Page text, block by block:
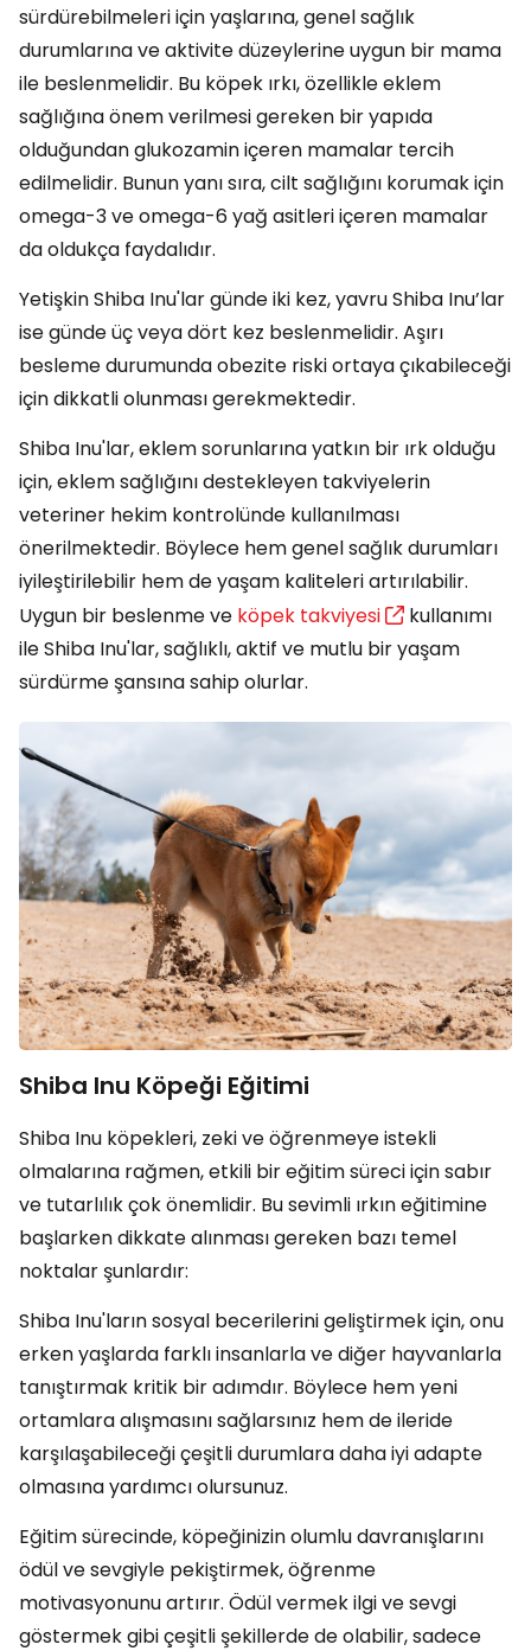
sürdürebilmeleri için yaşlarına, genel sağlık
durumlarına ve aktivite düzeylerine uygun bir mama
ile beslenmelidir. Bu köpek ırkı, özellikle eklem
sağlığına önem verilmesi gereken bir yapıda
olduğundan glukozamin içeren mamalar tercih
edilmelidir. Bunun yanı sıra, cilt sağlığını korumak için
omega-3 ve omega-6 yağ asitleri içeren mamalar
da oldukça faydalıdır.
Yetişkin Shiba Inu'lar günde iki kez, yavru Shiba Inu’lar
ise günde üç veya dört kez beslenmelidir. Aşırı
besleme durumunda obezite riski ortaya çıkabileceği
için dikkatli olunması gerekmektedir.
Shiba Inu'lar, eklem sorunlarına yatkın bir ırk olduğu
için, eklem sağlığını destekleyen takviyelerin
veteriner hekim kontrolünde kullanılması
önerilmektedir. Böylece hem genel sağlık durumları
iyileştirilebilir hem de yaşam kaliteleri artırılabilir.
Uygun bir beslenme ve köpek takviyesi
kullanımı
ile Shiba Inu'lar, sağlıklı, aktif ve mutlu bir yaşam
sürdürme şansına sahip olurlar.
Shiba Inu Köpeği Eğitimi
Shiba Inu köpekleri, zeki ve öğrenmeye istekli
olmalarına rağmen, etkili bir eğitim süreci için sabır
ve tutarlılık çok önemlidir. Bu sevimli ırkın eğitimine
başlarken dikkate alınması gereken bazı temel
noktalar şunlardır:
Shiba Inu'ların sosyal becerilerini geliştirmek için, onu
erken yaşlarda farklı insanlarla ve diğer hayvanlarla
tanıştırmak kritik bir adımdır. Böylece hem yeni
ortamlara alışmasını sağlarsınız hem de ileride
karşılaşabileceği çeşitli durumlara daha iyi adapte
olmasına yardımcı olursunuz.
Eğitim sürecinde, köpeğinizin olumlu davranışlarını
ödül ve sevgiyle pekiştirmek, öğrenme
motivasyonunu artırır. Ödül vermek ilgi ve sevgi
göstermek gibi çeşitli şekillerde de olabilir, sadece